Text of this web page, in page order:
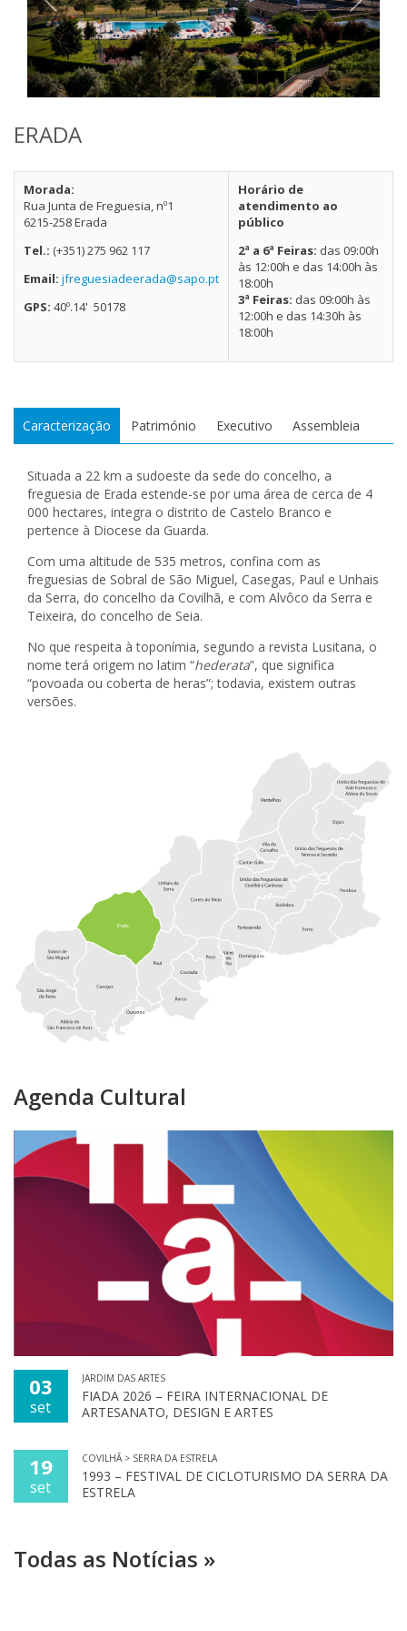
ERADA
Morada:
Rua Junta de Freguesia, nº1
6215-258 Erada
Tel.: (+351) 275 962 117
Email: jfreguesiadeerada@sapo.pt
GPS: 40º.14' 50178
Horário de
atendimento ao
público
2ª a 6ª Feiras: das 09:00h
às 12:00h e das 14:00h às
18:00h
3ª Feiras: das 09:00h às
12:00h e das 14:30h às
18:00h
Caracterização Património Executivo Assembleia
Situada a 22 km a sudoeste da sede do concelho, a
freguesia de Erada estende-se por uma área de cerca de 4
000 hectares, integra o distrito de Castelo Branco e
pertence à Diocese da Guarda.
Com uma altitude de 535 metros, confina com as
freguesias de Sobral de São Miguel, Casegas, Paul e Unhais
da Serra, do concelho da Covilhã, e com Alvôco da Serra e
Teixeira, do concelho de Seia.
No que respeita à toponímia, segundo a revista Lusitana, o
nome terá origem no latim “hederata”, que significa
“povoada ou coberta de heras”; todavia, existem outras
versões.
Agenda Cultural
03
set
JARDIM DAS ARTES
FIADA 2026 – FEIRA INTERNACIONAL DE
ARTESANATO, DESIGN E ARTES
19
set
COVILHÃ > SERRA DA ESTRELA
1993 – FESTIVAL DE CICLOTURISMO DA SERRA DA
ESTRELA
Todas as Notícias »